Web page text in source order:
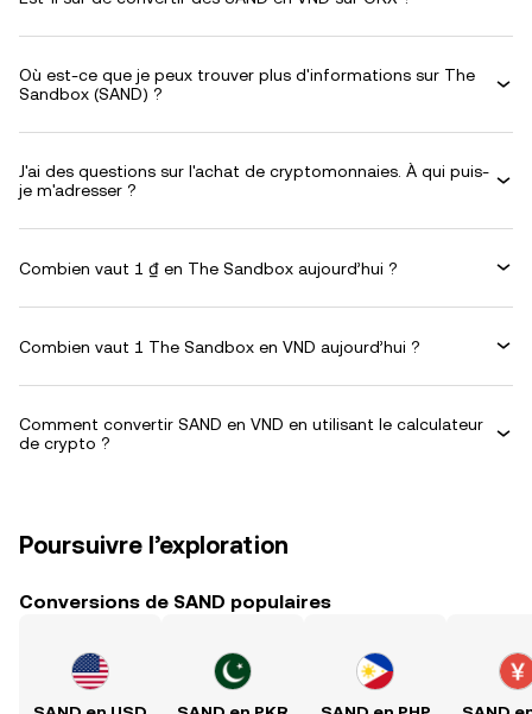
Où est-ce que je peux trouver plus d'informations sur The
Sandbox (SAND) ?
J'ai des questions sur l'achat de cryptomonnaies. À qui puis-
je m'adresser ?
Combien vaut 1 ₫ en The Sandbox aujourd’hui ?
Combien vaut 1 The Sandbox en VND aujourd’hui ?
Comment convertir SAND en VND en utilisant le calculateur
de crypto ?
Poursuivre l’exploration
Conversions de SAND populaires